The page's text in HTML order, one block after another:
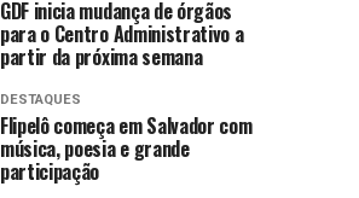
GDF inicia mudança de órgãos
para o Centro Administrativo a
partir da próxima semana
DESTAQUES
Flipelô começa em Salvador com
música, poesia e grande
participação